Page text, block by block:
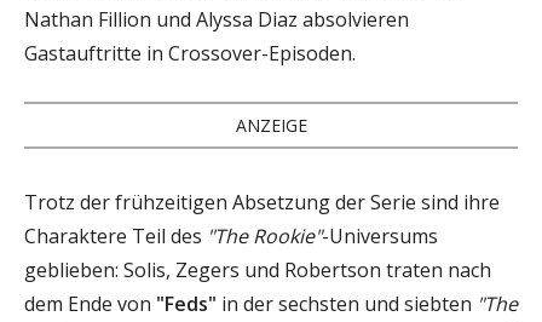
Nathan Fillion und Alyssa Diaz absolvieren
Gastauftritte in Crossover-Episoden.
ANZEIGE
Trotz der frühzeitigen Absetzung der Serie sind ihre
Charaktere Teil des "The Rookie"-Universums
geblieben: Solis, Zegers und Robertson traten nach
dem Ende von "Feds" in der sechsten und siebten "The